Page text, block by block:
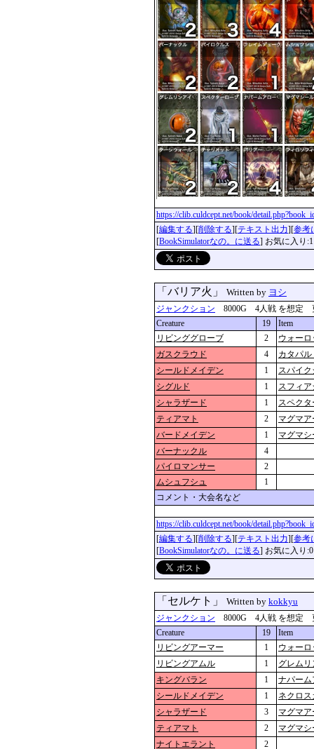
https://clib.culdcept.net/book/
[編集する][削除する][テキスト出力][参考
[BookSimulatorなの。に送る] お気に入り:1
「バリア火」 Written by ヨシ
ジャンクション 8000G 4人戦 を想定 更
Creature
19
Item
リビンググローブ
2
ウォー
ガスクラウド
4
カタパル
シールドメイデン
1
スパイ
シグルド
1
スフィ
シャラザード
1
スペク
ティアマト
2
マグマ
バードメイデン
1
マグマ
バーナックル
4
パイロマンサー
2
ムシュフシュ
1
コメント・大会名など
https://clib.culdcept.net/book/
[編集する][削除する][テキスト出力][参考
[BookSimulatorなの。に送る] お気に入り:0
「セルケト」 Written by kokkyu
ジャンクション 8000G 4人戦 を想定 更
Creature
19
Item
リビングアーマー
1
ウォー
リビングアムル
1
グレム
キングバラン
1
ナパーム
シールドメイデン
1
ネクロ
シャラザード
3
マグマ
ティアマト
2
マグマ
ナイトエラント
2